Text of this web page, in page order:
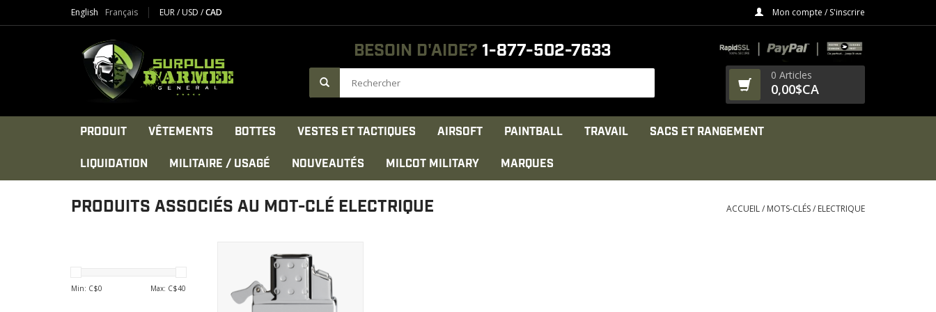
English Français EUR/USD /CAD Mon compte / S'inscrire
BESOIN D'AIDE? 1-877-502-7633
0 Articles
0,00$CA
PRODUIT VÊTEMENTS BOTTES VESTES ET TACTIQUES AIRSOFT PAINTBALL TRAVAIL SACS ET RANGEMENT
LIQUIDATION MILITAIRE / USAGÉ NOUVEAUTÉS MILCOT MILITARY MARQUES
PRODUITS ASSOCIÉS AU MOT-CLÉ ELECTRIQUE ACCUEIL/ MOTS-CLÉS/ ELECTRIQUE
Min: C$0 Max: C$40
heure et 300 charges par batterie
AFFICHER LE PRODUIT